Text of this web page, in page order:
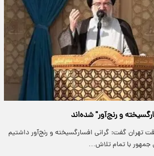
و رنج‌آور" شده‌اند
تهران گفت: گرانی افسارگسیخته و رنج‌آور داشتیم
جمهور با تمام تلاش…